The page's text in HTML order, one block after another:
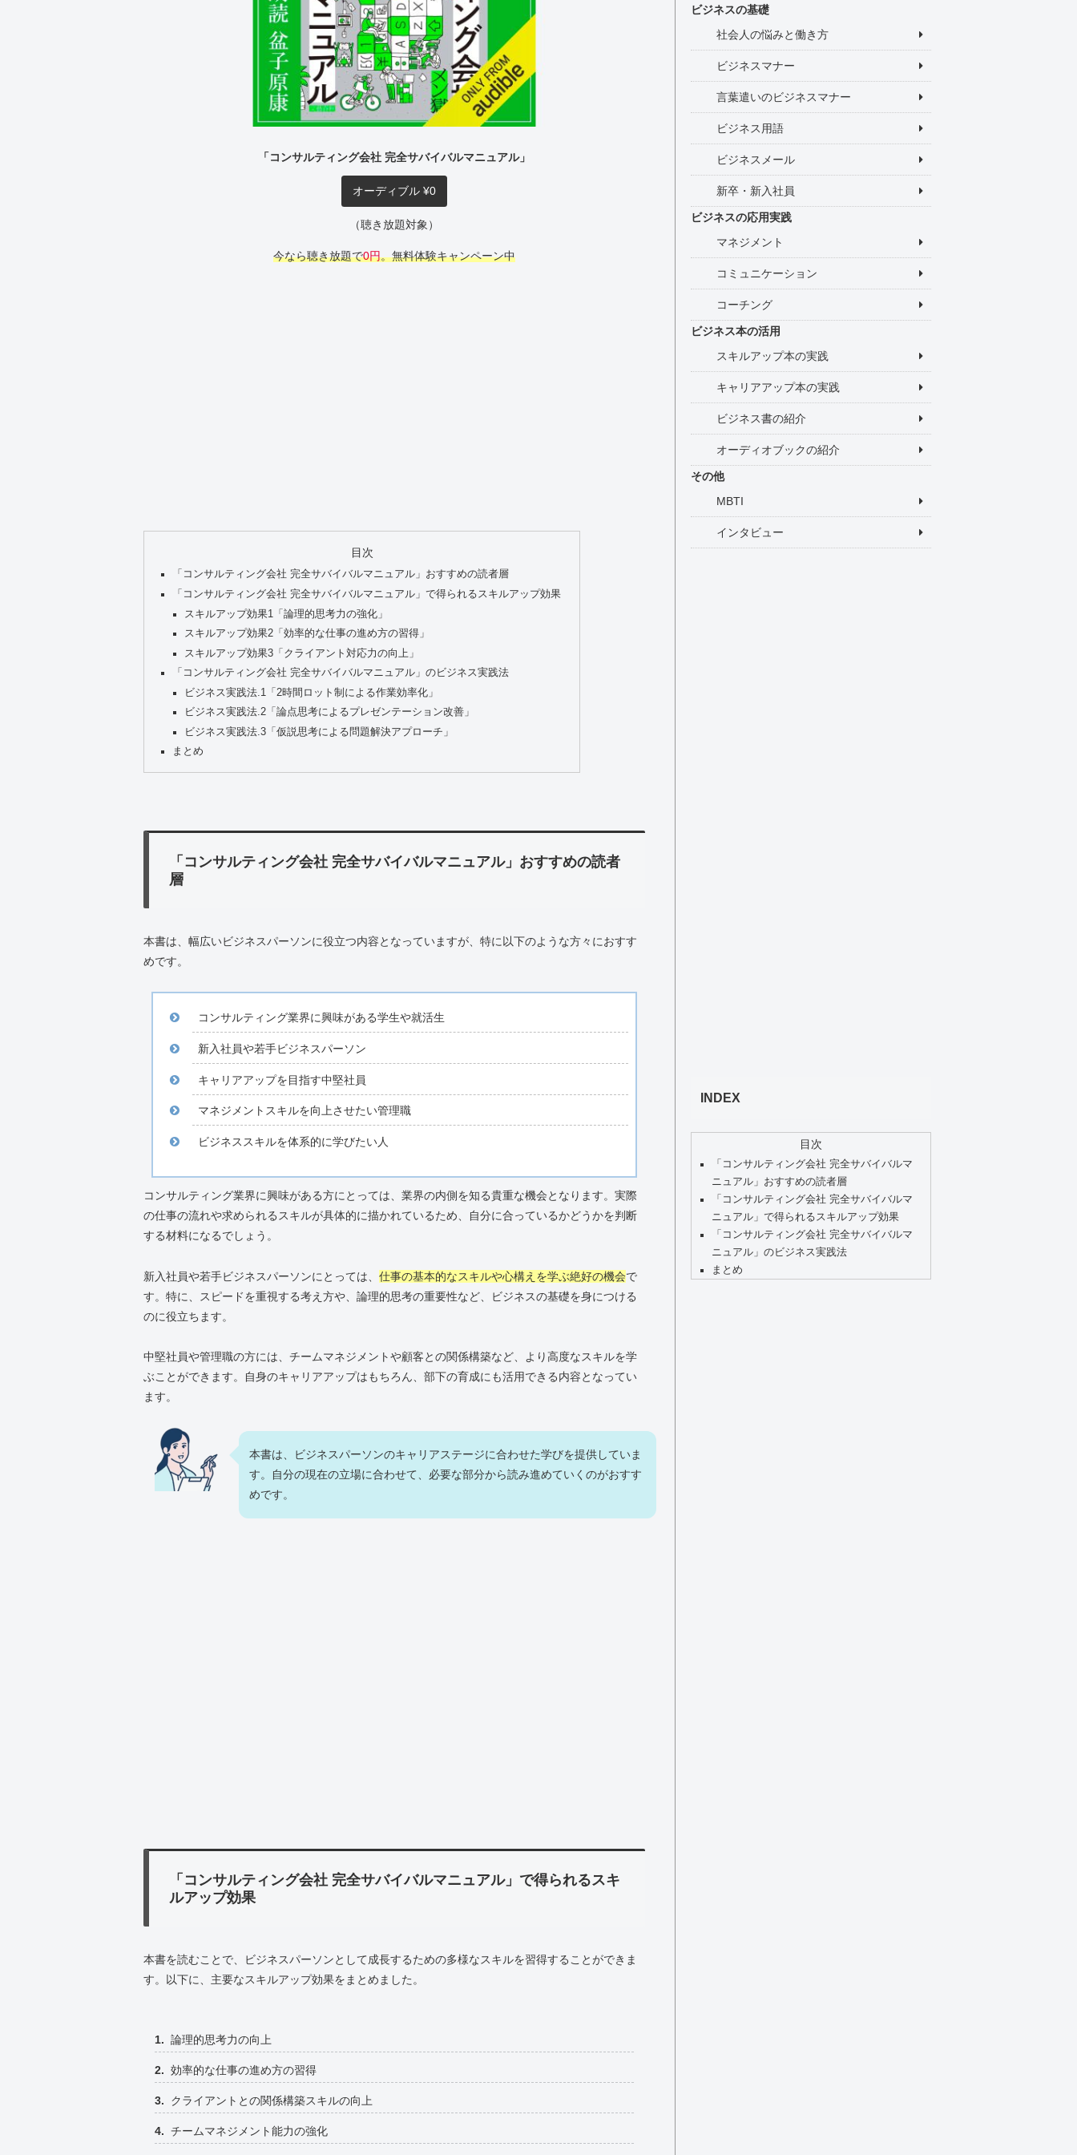
「コンサルティング会社 完全サバイバルマニュアル」
オーディブル ¥0
（聴き放題対象）
今なら聴き放題で0円。無料体験キャンペーン中
目次
「コンサルティング会社 完全サバイバルマニュアル」おすすめの読者層
「コンサルティング会社 完全サバイバルマニュアル」で得られるスキルアップ効果
スキルアップ効果1「論理的思考力の強化」
スキルアップ効果2「効率的な仕事の進め方の習得」
スキルアップ効果3「クライアント対応力の向上」
「コンサルティング会社 完全サバイバルマニュアル」のビジネス実践法
ビジネス実践法.1「2時間ロット制による作業効率化」
ビジネス実践法.2「論点思考によるプレゼンテーション改善」
ビジネス実践法.3「仮説思考による問題解決アプローチ」
まとめ
「コンサルティング会社 完全サバイバルマニュアル」おすすめの読者
層
本書は、幅広いビジネスパーソンに役立つ内容となっていますが、特に以下のような方々におすす
めです。
コンサルティング業界に興味がある学生や就活生
新入社員や若手ビジネスパーソン
キャリアアップを目指す中堅社員
マネジメントスキルを向上させたい管理職
ビジネススキルを体系的に学びたい人
コンサルティング業界に興味がある方にとっては、業界の内側を知る貴重な機会となります。実際
の仕事の流れや求められるスキルが具体的に描かれているため、自分に合っているかどうかを判断
する材料になるでしょう。
新入社員や若手ビジネスパーソンにとっては、 仕事の基本的なスキルや心構えを学ぶ絶好の機会で
す。特に、スピードを重視する考え方や、論理的思考の重要性など、ビジネスの基礎を身につける
のに役立ちます。
中堅社員や管理職の方には、チームマネジメントや顧客との関係構築など、より高度なスキルを学
ぶことができます。自身のキャリアアップはもちろん、部下の育成にも活用できる内容となってい
ます。
本書は、ビジネスパーソンのキャリアステージに合わせた学びを提供していま
す。自分の現在の立場に合わせて、必要な部分から読み進めていくのがおすす
めです。
「コンサルティング会社 完全サバイバルマニュアル」で得られるスキ
ルアップ効果
本書を読むことで、ビジネスパーソンとして成長するための多様なスキルを習得することができま
す。以下に、主要なスキルアップ効果をまとめました。
論理的思考力の向上
効率的な仕事の進め方の習得
クライアントとの関係構築スキルの向上
チームマネジメント能力の強化
ビジネスの基礎
社会人の悩みと働き方
ビジネスマナー
言葉遣いのビジネスマナー
ビジネス用語
ビジネスメール
新卒・新入社員
ビジネスの応用実践
マネジメント
コミュニケーション
コーチング
ビジネス本の活用
スキルアップ本の実践
キャリアアップ本の実践
ビジネス書の紹介
オーディオブックの紹介
その他
MBTI
インタビュー
INDEX
目次
「コンサルティング会社 完全サバイバルマ
ニュアル」おすすめの読者層
「コンサルティング会社 完全サバイバルマ
ニュアル」で得られるスキルアップ効果
「コンサルティング会社 完全サバイバルマ
ニュアル」のビジネス実践法
まとめ